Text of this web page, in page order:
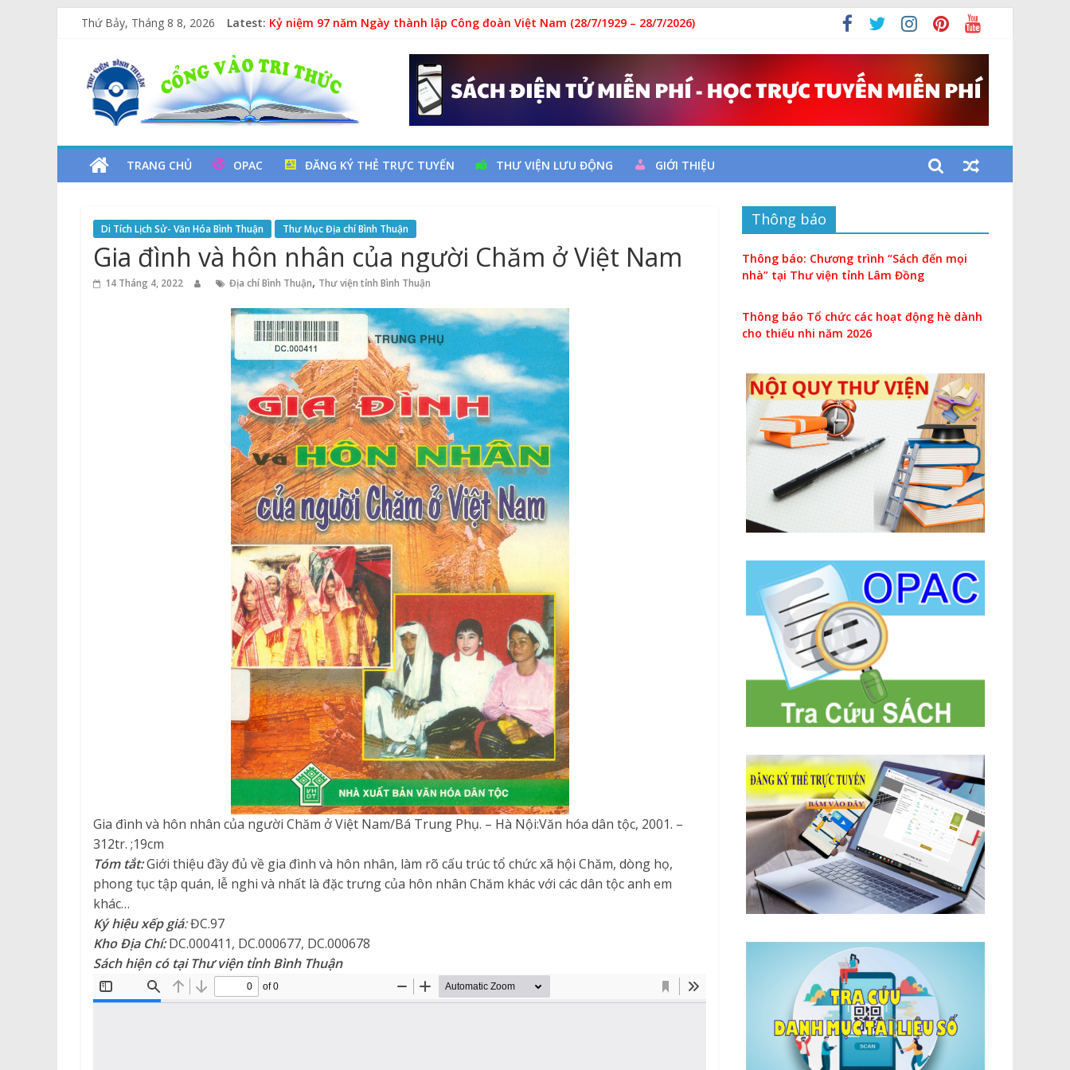
Thứ Bảy, Tháng 8 8, 2026 Latest: Kỷ niệm 97 năm Ngày thành lập Công đoàn Việt Nam (28/7/1929 – 28/7/2026)
Các yếu tố nguy cơ đột quỵ não và dự phòng
Vịt Con Cẩu Thả
Lan tỏa văn hóa đọc qua chương trình giao lưu và trao tặng sách cho thiếu nhi
Thư
Viện
Tỉnh
Bình
Thuận
Cổng
TRANG CHỦ OPAC ĐĂNG KÝ THẺ TRỰC TUYẾN THƯ VIỆN LƯU ĐỘNG GIỚI THIỆU
Di Tích Lịch Sử- Văn Hóa Bình Thuận Thư Mục Địa chí Bình Thuận
Gia đình và hôn nhân của người Chăm ở Việt Nam
14 Tháng 4, 2022 Địa chí Bình Thuận, Thư viện tỉnh Bình Thuận
Gia đình và hôn nhân của người Chăm ở Việt Nam/Bá Trung Phụ. – Hà Nội:Văn hóa dân tộc, 2001. –
312tr. ;19cm
Tóm tắt:Giới thiệu đầy đủ về gia đình và hôn nhân, làm rõ cấu trúc tổ chức xã hội Chăm, dòng họ,
phong tục tập quán, lễ nghi và nhất là đặc trưng của hôn nhân Chăm khác với các dân tộc anh em
khác…
Ký hiệu xếp giá:ĐC.97
Kho Địa Chí: DC.000411, DC.000677, DC.000678
Sách hiện có tại Thư viện tỉnh Bình Thuận
Thông báo
Thông báo: Chương trình “Sách đến mọi
nhà” tại Thư viện tỉnh Lâm Đồng
Thông báo Tổ chức các hoạt động hè dành
cho thiếu nhi năm 2026